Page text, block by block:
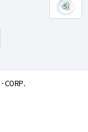
- CORP.